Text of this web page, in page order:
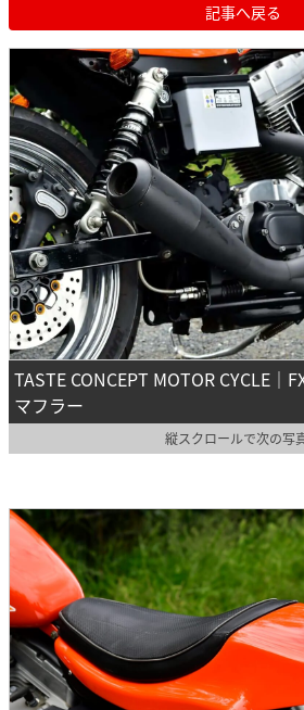
記事へ戻る
TASTE CONCEPT MOTOR CYCLE｜
マフラー
縦スクロールで次の写